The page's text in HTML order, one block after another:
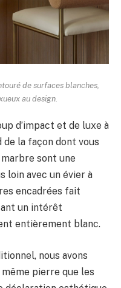
de surfaces blanches,
au design.
d’impact et de luxe à
de la façon dont vous
sont une
loin avec un évier à
encadrées fait
un intérêt
entièrement blanc.
nous avons
même pierre que les